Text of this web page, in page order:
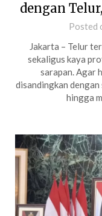
dengan
Posted
Jakarta – Telur
sekaligus kaya
sarapan. Agar
disandingkan
hingga